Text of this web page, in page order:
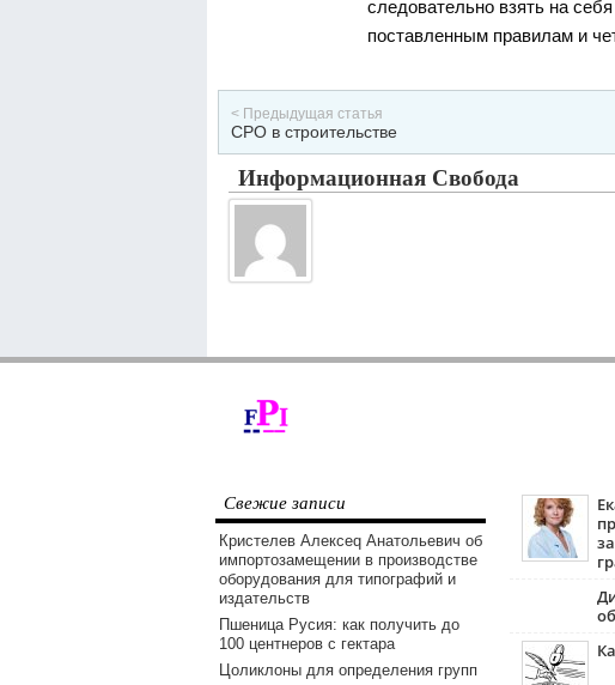
следовательно взять на
поставленным правилам и
< Предыдущая статья
СРО в строительстве
Информационная Свобода
Свежие записи
Кристелев Алексеq Анатольевич об
импортозамещении в производстве
оборудования для типографий и
издательств
Пшеница Русия: как получить до
100 центнеров с гектара
Цоликлоны для определения групп